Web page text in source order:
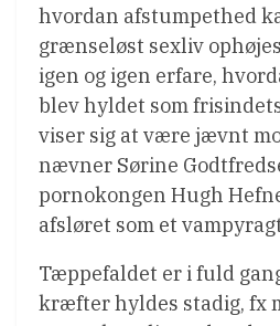
hvordan afstumpethed
grænseløst sexliv
igen og igen erfare,
blev hyldet som
viser sig at være jævnt
nævner Sørine
pornokongen Hugh
afsløret som et
Tæppefaldet er i fuld
kræfter hyldes stadig, fx